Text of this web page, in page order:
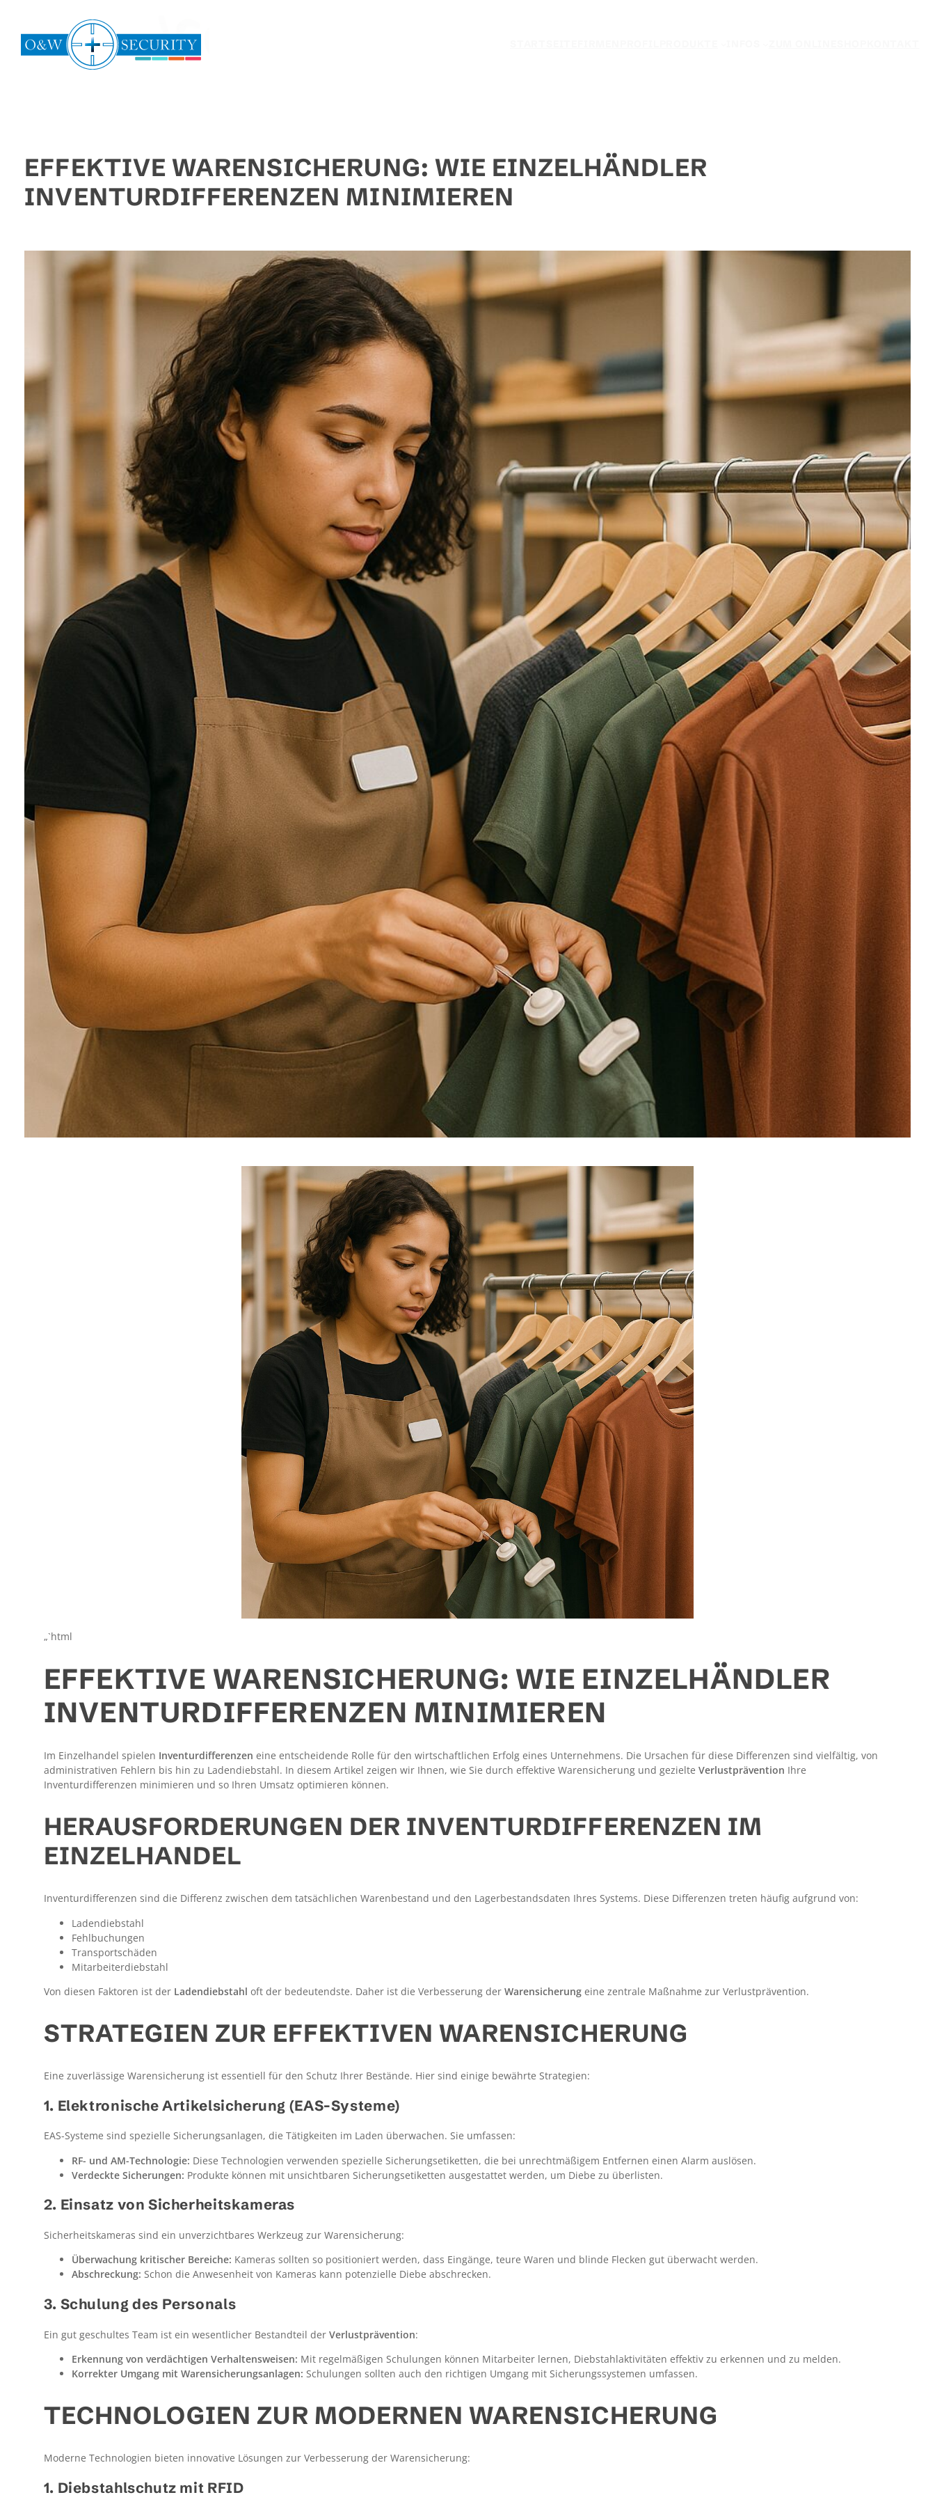
springen
EFFEKTIVE WARENSICHERUNG: WIE EINZELHÄNDLER
INVENTURDIFFERENZEN MINIMIEREN
„`html
EFFEKTIVE WARENSICHERUNG: WIE EINZELHÄNDLER
INVENTURDIFFERENZEN MINIMIEREN
Im Einzelhandel spielen Inventurdifferenzen eine entscheidende Rolle für den wirtschaftlichen Erfolg eines Unternehmens. Die Ursachen für diese Differenzen sind vielfältig, von
administrativen Fehlern bis hin zu Ladendiebstahl. In diesem Artikel zeigen wir Ihnen, wie Sie durch effektive Warensicherung und gezielte Verlustprävention Ihre
Inventurdifferenzen minimieren und so Ihren Umsatz optimieren können.
HERAUSFORDERUNGEN DER INVENTURDIFFERENZEN IM
EINZELHANDEL
Inventurdifferenzen sind die Differenz zwischen dem tatsächlichen Warenbestand und den Lagerbestandsdaten Ihres Systems. Diese Differenzen treten häufig aufgrund von:
Ladendiebstahl
Fehlbuchungen
Transportschäden
Mitarbeiterdiebstahl
Von diesen Faktoren ist der Ladendiebstahl oft der bedeutendste. Daher ist die Verbesserung der Warensicherungeine zentrale Maßnahme zur Verlustprävention.
STRATEGIEN ZUR EFFEKTIVEN WARENSICHERUNG
Eine zuverlässige Warensicherung ist essentiell für den Schutz Ihrer Bestände. Hier sind einige bewährte Strategien:
1. Elektronische Artikelsicherung (EAS-Systeme)
EAS-Systeme sind spezielle Sicherungsanlagen, die Tätigkeiten im Laden überwachen. Sie umfassen:
RF- und AM-Technologie: Diese Technologien verwenden spezielle Sicherungsetiketten, die bei unrechtmäßigem Entfernen einen Alarm auslösen.
Verdeckte Sicherungen: Produkte können mit unsichtbaren Sicherungsetiketten ausgestattet werden, um Diebe zu überlisten.
2. Einsatz von Sicherheitskameras
Sicherheitskameras sind ein unverzichtbares Werkzeug zur Warensicherung:
Überwachung kritischer Bereiche: Kameras sollten so positioniert werden, dass Eingänge, teure Waren und blinde Flecken gut überwacht werden.
Abschreckung: Schon die Anwesenheit von Kameras kann potenzielle Diebe abschrecken.
3. Schulung des Personals
Ein gut geschultes Team ist ein wesentlicher Bestandteil der Verlustprävention:
Erkennung von verdächtigen Verhaltensweisen: Mit regelmäßigen Schulungen können Mitarbeiter lernen, Diebstahlaktivitäten effektiv zu erkennen und zu melden.
Korrekter Umgang mit Warensicherungsanlagen: Schulungen sollten auch den richtigen Umgang mit Sicherungssystemen umfassen.
TECHNOLOGIEN ZUR MODERNEN WARENSICHERUNG
Moderne Technologien bieten innovative Lösungen zur Verbesserung der Warensicherung:
1. Diebstahlschutz mit RFID